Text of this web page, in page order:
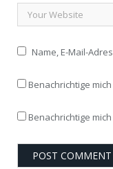
Name, E-Mail-
Benachrichtige
Benachrichtige